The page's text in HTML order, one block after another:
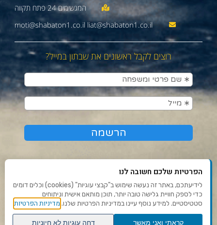
moti@shabaton1.co.il liat@shabaton1.co.il
רוצים לקבל ראשונים את שבתון במייל?
תנאי שימוש ומדיניות פרטיות
פנו אלינו
הפרטיות שלכם חשובה לנו
לידיעתכם, באתר זה נעשה שימוש ב"קבצי עוגיות" (cookies) וכלים דומים
כדי לספק חוויית גלישה טובה יותר, תוכן מותאם אישית וניתוחים
סטטיסטיים. למידע נוסף עיינו במדיניות הפרטיות שלנו. מדיניות הפרטיות
קראתי ואני מאשר דחה עוגיות לא חיוניות